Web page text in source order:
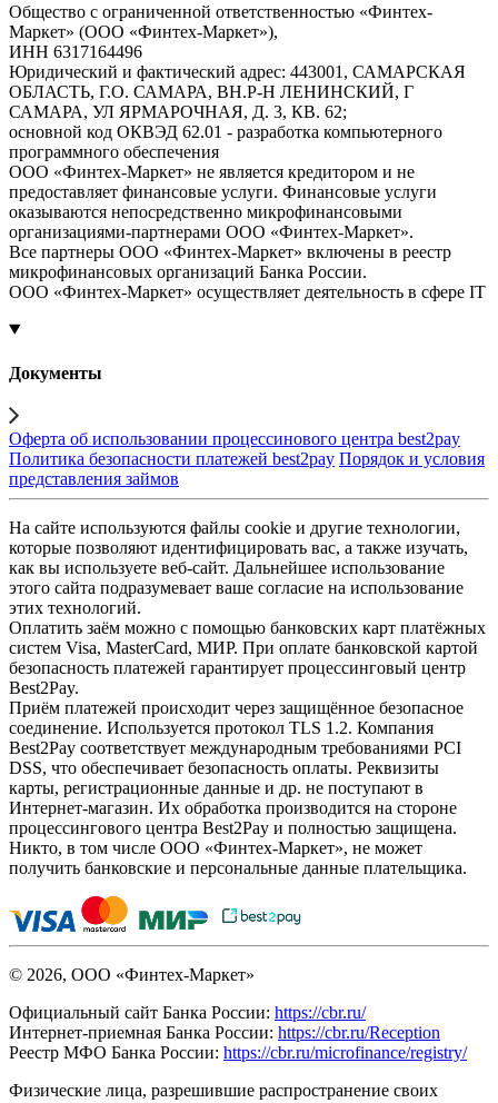
Общество с ограниченной ответственностью «Финтех-
Маркет» (ООО «Финтех-Маркет»),
ИНН 6317164496
Юридический и фактический адрес: 443001, САМАРСКАЯ
ОБЛАСТЬ, Г.О. САМАРА, ВН.Р-Н ЛЕНИНСКИЙ, Г
САМАРА, УЛ ЯРМАРОЧНАЯ, Д. 3, КВ. 62;
основной код ОКВЭД 62.01 - разработка компьютерного
программного обеспечения
ООО «Финтех-Маркет» не является кредитором и не
предоставляет финансовые услуги. Финансовые услуги
оказываются непосредственно микрофинансовыми
организациями-партнерами ООО «Финтех-Маркет».
Все партнеры ООО «Финтех-Маркет» включены в реестр
микрофинансовых организаций Банка России.
ООО «Финтех-Маркет» осуществляет деятельность в сфере IT
Документы
Оферта об использовании процессинового центра best2pay
Политика безопасности платежей best2pay Порядок и условия
представления займов
На сайте используются файлы cookie и другие технологии,
которые позволяют идентифицировать вас, а также изучать,
как вы используете веб-сайт. Дальнейшее использование
этого сайта подразумевает ваше согласие на использование
этих технологий.
Оплатить заём можно с помощью банковских карт платёжных
систем Visa, MasterCard, МИР. При оплате банковской картой
безопасность платежей гарантирует процессинговый центр
Best2Pay.
Приём платежей происходит через защищённое безопасное
соединение. Используется протокол TLS 1.2. Компания
Best2Pay соответствует международным требованиями PCI
DSS, что обеспечивает безопасность оплаты. Реквизиты
карты, регистрационные данные и др. не поступают в
Интернет-магазин. Их обработка производится на стороне
процессингового центра Best2Pay и полностью защищена.
Никто, в том числе ООО «Финтех-Маркет», не может
получить банковские и персональные данные плательщика.
© 2026, ООО «Финтех-Маркет»
Официальный сайт Банка России: https://cbr.ru/
Интернет-приемная Банка России: https://cbr.ru/Reception
Реестр МФО Банка России: https://cbr.ru/microfinance/registry/
Физические лица, разрешившие распространение своих